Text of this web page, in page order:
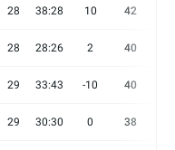
28 38:28 10 42
28 28:26 2 40
29 33:43 -10 40
29 30:30 0 38